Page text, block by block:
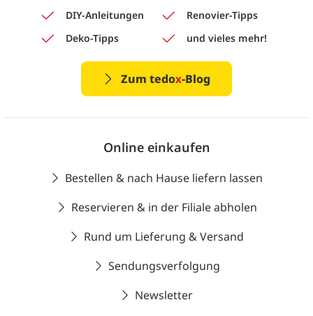
DIY-Anleitungen
Renovier-Tipps
Deko-Tipps
und vieles mehr!
Zum tedox-Blog
Online einkaufen
Bestellen & nach Hause liefern lassen
Reservieren & in der Filiale abholen
Rund um Lieferung & Versand
Sendungsverfolgung
Newsletter